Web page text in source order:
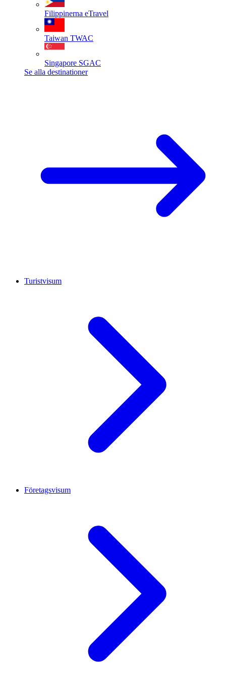
Filippinerna eTravel
Taiwan TWAC
Singapore SGAC
Se alla destinationer
Turistvisum
Företagsvisum